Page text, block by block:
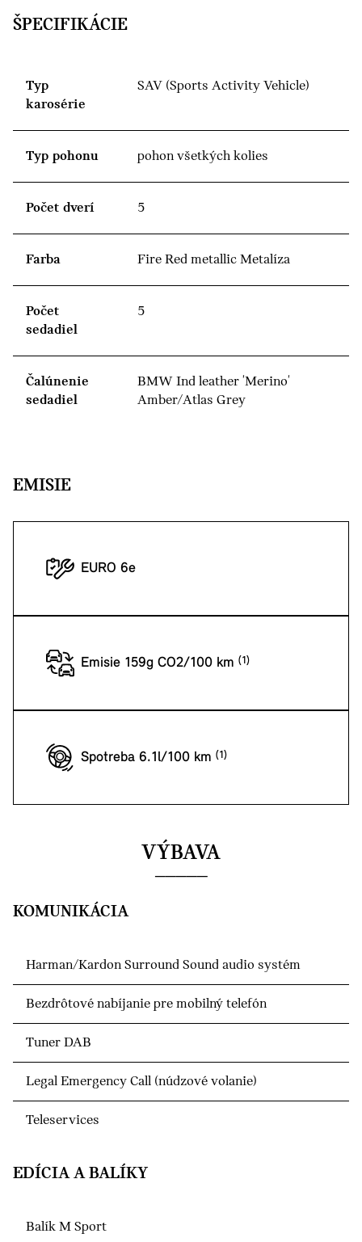
ŠPECIFIKÁCIE
Typ
karosérie
SAV (Sports Activity Vehicle)
Typ pohonu pohon všetkých kolies
Počet dverí 5
Farba Fire Red metallic Metalíza
Počet
sedadiel
5
Čalúnenie
sedadiel
BMW Ind leather 'Merino'
Amber/Atlas Grey
EMISIE
EURO 6e
Emisie 159g CO2/100 km
Spotreba 6.1l/100 km
VÝBAVA
KOMUNIKÁCIA
Harman/Kardon Surround Sound audio systém
Bezdrôtové nabíjanie pre mobilný telefón
Tuner DAB
Legal Emergency Call (núdzové volanie)
Teleservices
EDÍCIA A BALÍKY
Balík M Sport